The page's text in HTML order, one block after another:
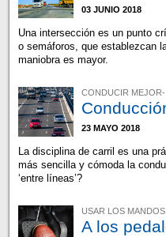
03 JUNIO 2018
Una intersección es un punto
o semáforos, que establezcan
maniobra es mayor.
CONDUCIR MEJOR-
23 MAYO 2018
La disciplina de carril es una
más sencilla y cómoda la
‘entre líneas’?
USAR LOS
A los